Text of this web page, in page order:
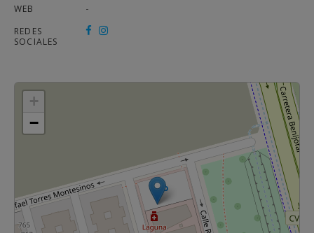
WEB -
REDES
SOCIALES
+
−